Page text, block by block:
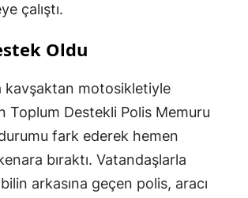
çalıştı.
Oldu
kavşaktan motosikletiyle
Toplum Destekli Polis Memuru
fark ederek hemen
bıraktı. Vatandaşlarla
arkasına geçen polis, aracı